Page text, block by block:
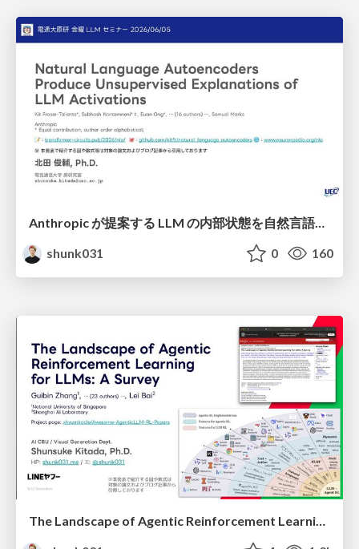
Anthropic が提案する LLM の内部状態を自然言語で説明可能にした Natural Language Autoencoders / Natural Language Autoencoders Produce Unsupervised Explanations of LLM Activations
shunk031
0 160
The Landscape of Agentic Reinforcement Learning for LLMs: A Survey